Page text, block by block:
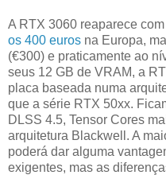
A RTX 3060 reaparece
os 400 euros na Europa,
(€300) e praticamente ao
seus 12 GB de VRAM, a
placa baseada numa
que a série RTX 50xx.
DLSS 4.5, Tensor Cores
arquitetura Blackwell. A
poderá dar alguma
exigentes, mas as